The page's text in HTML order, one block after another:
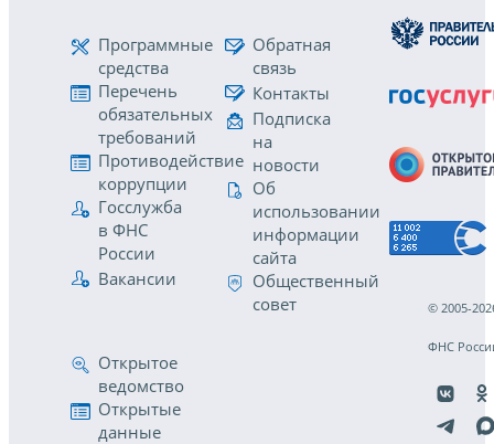
Программные
средства
Перечень
обязательных
требований
Противодействие
коррупции
Госслужба
в ФНС
России
Вакансии
Обратная
связь
Контакты
Подписка
на
новости
Об
использовании
информации
сайта
Общественный
совет
Открытое
ведомство
Открытые
данные
© 2005-
ФНС